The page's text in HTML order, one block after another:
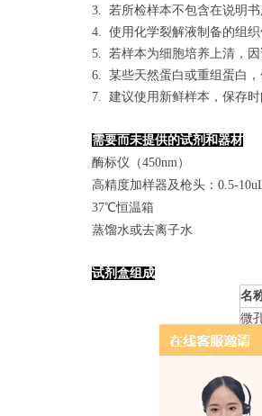
3. 若所检样本不包含在说明书
4. 使用化学裂解液制备的组
5. 若样本为细胞培养上清，
6. 某些天然蛋白或重组蛋白
7. 建议使用新鲜样本，保存
需要而未提供的试剂和器材
酶标仪（450nm）
高精度加样器及枪头：0.5-
37℃恒温箱
蒸馏水或去离子水
试剂盒组成
名
微
标
样
检